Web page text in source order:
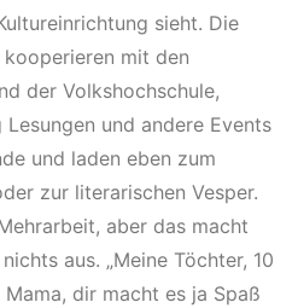
sieht. Die
kooperieren mit den
der Volkshochschule,
und andere Events
und laden eben zum
zur literarischen Vesper.
aber das macht
aus. „Meine Töchter, 10
dir macht es ja Spaß